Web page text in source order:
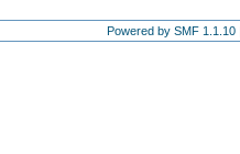
Powered by SMF 1.1.10